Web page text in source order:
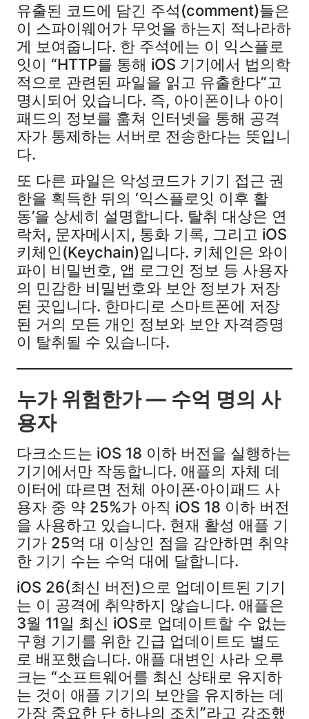
유출된 코드에 담긴 주석(comment)들은
이 스파이웨어가 무엇을 하는지 적나라하
게 보여줍니다. 한 주석에는 이 익스플로
잇이 “HTTP를 통해 iOS 기기에서 법의학
적으로 관련된 파일을 읽고 유출한다”고
명시되어 있습니다. 즉, 아이폰이나 아이
패드의 정보를 훔쳐 인터넷을 통해 공격
자가 통제하는 서버로 전송한다는 뜻입니
다.
또 다른 파일은 악성코드가 기기 접근 권
한을 획득한 뒤의 ‘익스플로잇 이후 활
동’을 상세히 설명합니다. 탈취 대상은 연
락처, 문자메시지, 통화 기록, 그리고 iOS
키체인(Keychain)입니다. 키체인은 와이
파이 비밀번호, 앱 로그인 정보 등 사용자
의 민감한 비밀번호와 보안 정보가 저장
된 곳입니다. 한마디로 스마트폰에 저장
된 거의 모든 개인 정보와 보안 자격증명
이 탈취될 수 있습니다.
누가 위험한가 — 수억 명의 사
용자
다크소드는 iOS 18 이하 버전을 실행하는
기기에서만 작동합니다. 애플의 자체 데
이터에 따르면 전체 아이폰·아이패드 사
용자 중 약 25%가 아직 iOS 18 이하 버전
을 사용하고 있습니다. 현재 활성 애플 기
기가 25억 대 이상인 점을 감안하면 취약
한 기기 수는 수억 대에 달합니다.
iOS 26(최신 버전)으로 업데이트된 기기
는 이 공격에 취약하지 않습니다. 애플은
3월 11일 최신 iOS로 업데이트할 수 없는
구형 기기를 위한 긴급 업데이트도 별도
로 배포했습니다. 애플 대변인 사라 오루
크는 “소프트웨어를 최신 상태로 유지하
는 것이 애플 기기의 보안을 유지하는 데
가장 중요한 단 하나의 조치”라고 강조했